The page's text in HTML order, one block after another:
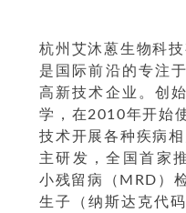
杭州艾沐蒽生物科
是国际前沿的专注
高新技术企业。创
学，在2010年开始
技术开展各种疾病
主研发，全国首家
小残留病（MRD）
生子（纳斯达克代